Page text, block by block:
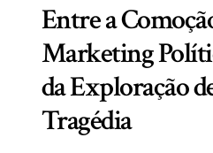
Entre a
Marketing
da Exploração
Tragédia